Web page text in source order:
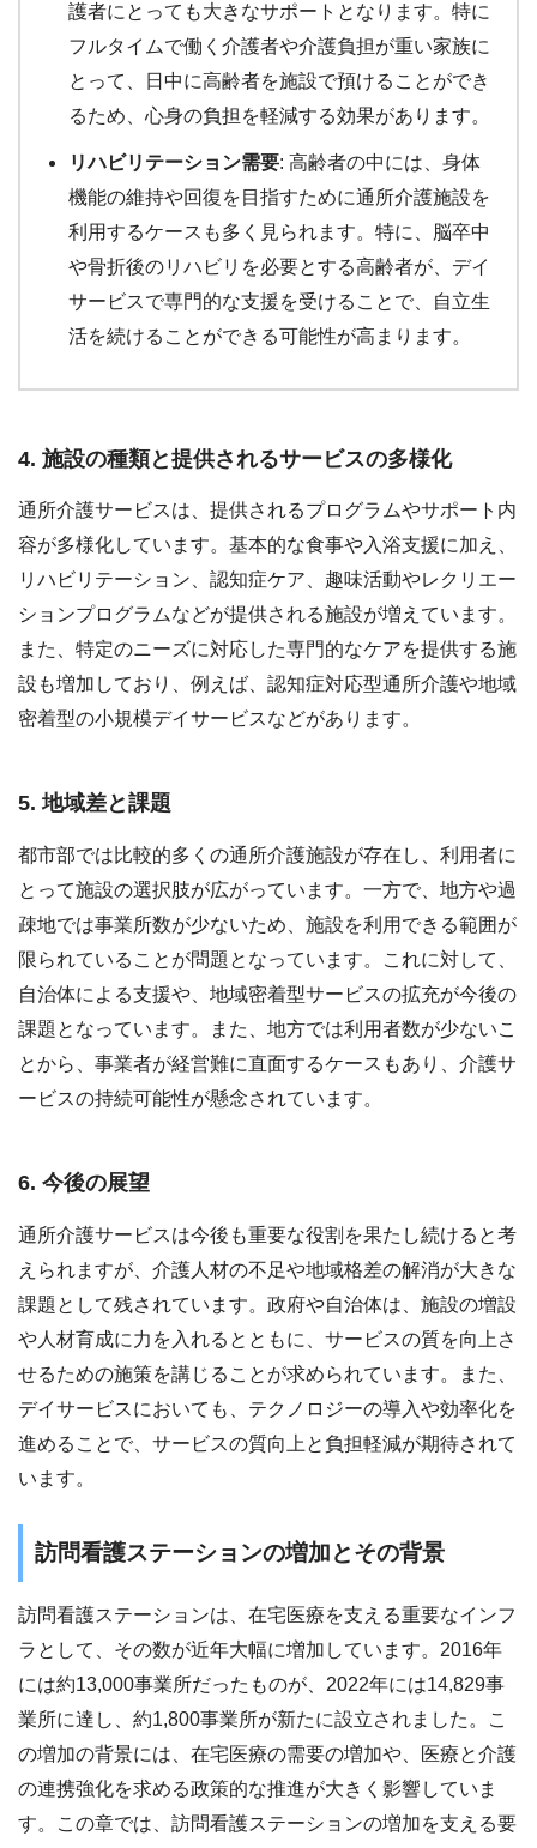
護者にとっても大きなサポートとなります。特に
フルタイムで働く介護者や介護負担が重い家族に
とって、日中に高齢者を施設で預けることができ
るため、心身の負担を軽減する効果があります。
リハビリテーション需要: 高齢者の中には、身体
機能の維持や回復を目指すために通所介護施設を
利用するケースも多く見られます。特に、脳卒中
や骨折後のリハビリを必要とする高齢者が、デイ
サービスで専門的な支援を受けることで、自立生
活を続けることができる可能性が高まります。
4. 施設の種類と提供されるサービスの多様化
通所介護サービスは、提供されるプログラムやサポート内
容が多様化しています。基本的な食事や入浴支援に加え、
リハビリテーション、認知症ケア、趣味活動やレクリエー
ションプログラムなどが提供される施設が増えています。
また、特定のニーズに対応した専門的なケアを提供する施
設も増加しており、例えば、認知症対応型通所介護や地域
密着型の小規模デイサービスなどがあります。
5. 地域差と課題
都市部では比較的多くの通所介護施設が存在し、利用者に
とって施設の選択肢が広がっています。一方で、地方や過
疎地では事業所数が少ないため、施設を利用できる範囲が
限られていることが問題となっています。これに対して、
自治体による支援や、地域密着型サービスの拡充が今後の
課題となっています。また、地方では利用者数が少ないこ
とから、事業者が経営難に直面するケースもあり、介護サ
ービスの持続可能性が懸念されています。
6. 今後の展望
通所介護サービスは今後も重要な役割を果たし続けると考
えられますが、介護人材の不足や地域格差の解消が大きな
課題として残されています。政府や自治体は、施設の増設
や人材育成に力を入れるとともに、サービスの質を向上さ
せるための施策を講じることが求められています。また、
デイサービスにおいても、テクノロジーの導入や効率化を
進めることで、サービスの質向上と負担軽減が期待されて
います。
訪問看護ステーションの増加とその背景
訪問看護ステーションは、在宅医療を支える重要なインフ
ラとして、その数が近年大幅に増加しています。2016年
には約13,000事業所だったものが、2022年には14,829事
業所に達し、約1,800事業所が新たに設立されました。こ
の増加の背景には、在宅医療の需要の増加や、医療と介護
の連携強化を求める政策的な推進が大きく影響していま
す。この章では、訪問看護ステーションの増加を支える要